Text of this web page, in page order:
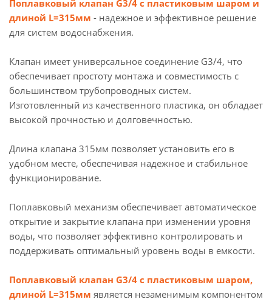
Поплавковый клапан G3/4 с пластиковым шаром и
длиной L=315мм - надежное и эффективное решение
для систем водоснабжения.
Клапан имеет универсальное соединение G3/4, что
обеспечивает простоту монтажа и совместимость с
большинством трубопроводных систем.
Изготовленный из качественного пластика, он обладает
высокой прочностью и долговечностью.
Длина клапана 315мм позволяет установить его в
удобном месте, обеспечивая надежное и стабильное
функционирование.
Поплавковый механизм обеспечивает автоматическое
открытие и закрытие клапана при изменении уровня
воды, что позволяет эффективно контролировать и
поддерживать оптимальный уровень воды в емкости.
Поплавковый клапан G3/4 с пластиковым шаром,
длиной L=315мм является незаменимым компонентом